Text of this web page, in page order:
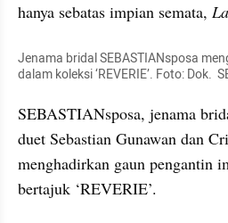
hanya sebatas impian semata,
Jenama bridal SEBASTIANsposa
dalam koleksi ‘REVERIE’. Foto: Dok.
SEBASTIANsposa, jenama
duet Sebastian Gunawan dan
menghadirkan gaun pengantin
bertajuk ‘REVERIE’.